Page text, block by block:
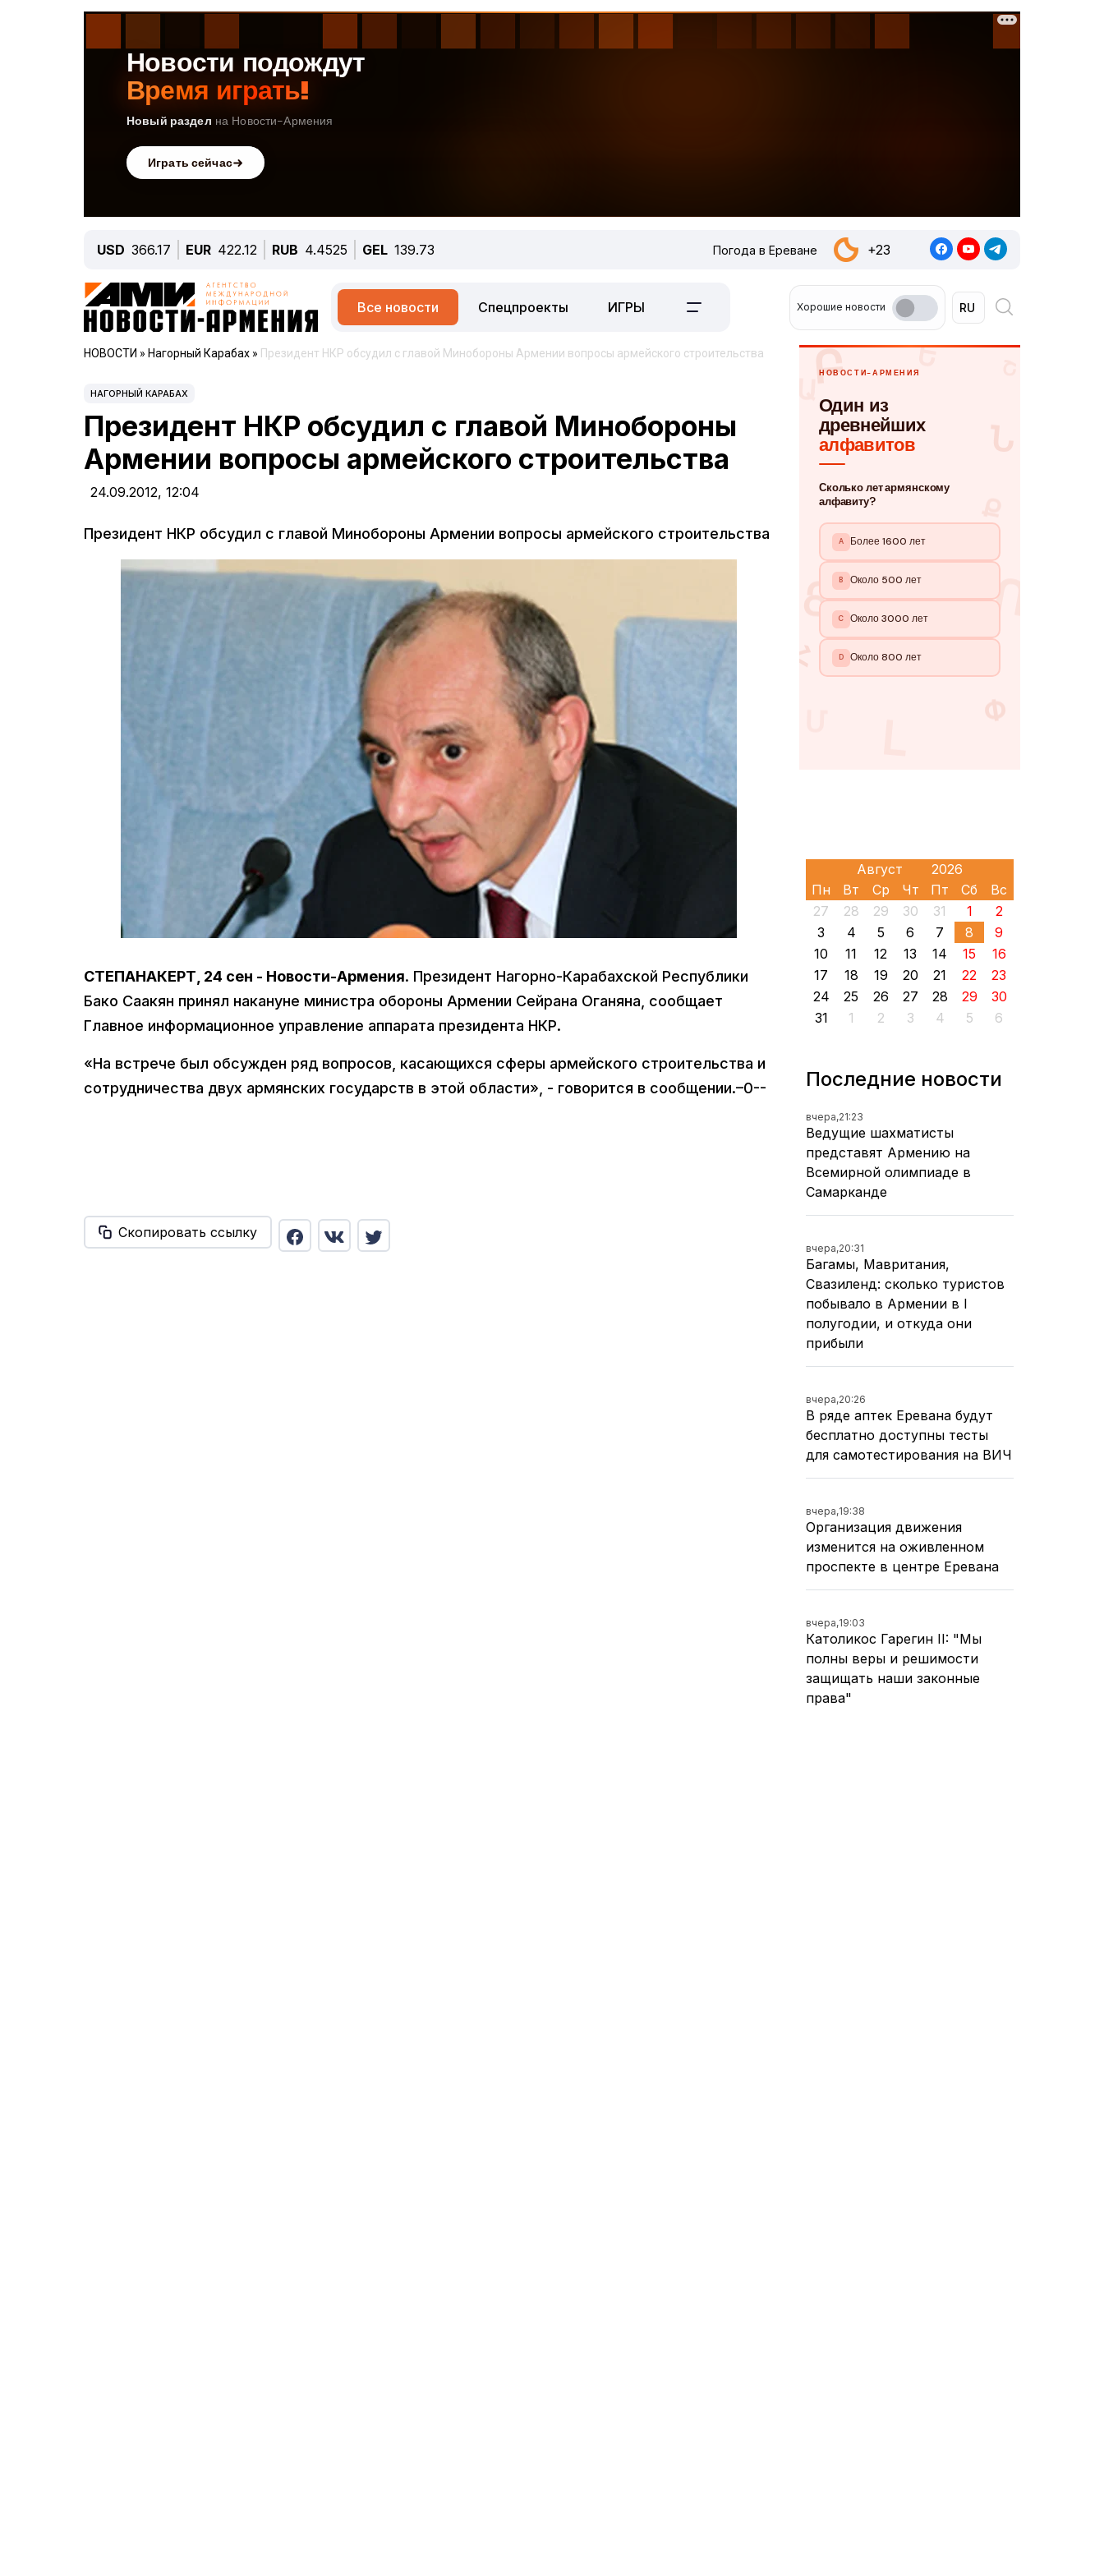
USD 366.17 EUR 422.12 RUB 4.4525 GEL 139.73 Погода в Ереване +23
Все новости Спецпроекты ИГРЫ Хорошие новости
НОВОСТИ » Нагорный Карабах » Президент НКР обсудил с главой Минобороны Армении вопросы армейского строительства
НАГОРНЫЙ КАРАБАХ
Президент НКР обсудил с главой Минобороны
Армении вопросы армейского строительства
24.09.2012, 12:04
Президент НКР обсудил с главой Минобороны Армении вопросы армейского строительства
СТЕПАНАКЕРТ, 24 сен - Новости-Армения. Президент Нагорно-Карабахской Республики
Бако Саакян принял накануне министра обороны Армении Сейрана Оганяна, сообщает
Главное информационное управление аппарата президента НКР.
«На встрече был обсужден ряд вопросов, касающихся сферы армейского строительства и
сотрудничества двух армянских государств в этой области», - говорится в сообщении.–0--
Скопировать ссылку
Пн Вт Ср Чт Пт Сб
Вс
27
28 29 30 31 1
2
3
4 5 6 7 8
9
10
11 12 13 14 15
16
17
18 19 20 21 22
23
24
25 26 27 28 29
30
31
1 2 3 4 5 6
Последние новости
вчера,21:23
Ведущие шахматисты
представят Армению на
Всемирной олимпиаде в
Самарканде
вчера,20:31
Багамы, Мавритания,
Свазиленд: сколько туристов
побывало в Армении в I
полугодии, и откуда они
прибыли
вчера,20:26
В ряде аптек Еревана будут
бесплатно доступны тесты
для самотестирования на ВИЧ
вчера,19:38
Организация движения
изменится на оживленном
проспекте в центре Еревана
вчера,19:03
Католикос Гарегин II: "Мы
полны веры и решимости
защищать наши законные
права"